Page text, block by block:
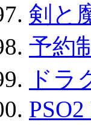
剣と
予約
ドラ